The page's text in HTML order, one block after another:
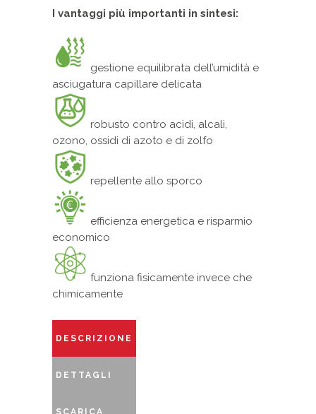
I vantaggi più importanti in sintesi:
gestione equilibrata dell’umidità e
asciugatura capillare delicata
robusto contro acidi, alcali,
ozono, ossidi di azoto e di zolfo
repellente allo sporco
efficienza energetica e risparmio
economico
funziona fisicamente invece che
chimicamente
DESCRIZIONE
DETTAGLI
SCARICA